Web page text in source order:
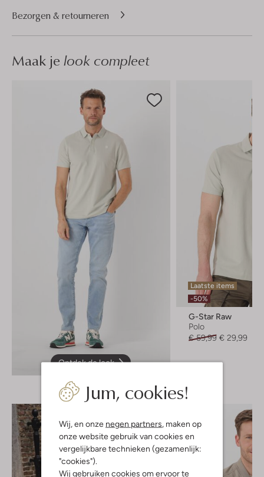
Jum, cookies!
Wij, en onze negen partners , maken op
onze website gebruik van cookies en
vergelijkbare technieken (gezamenlijk:
"cookies").
Wij gebruiken cookies om ervoor te
Bezorgen & retourneren
Maak je look compleet
Ontdek de look
Laatste items
-50%
G-Star Raw
Polo
€ 59,99 € 29,99